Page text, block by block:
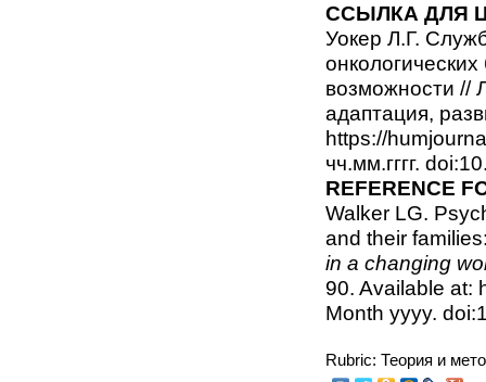
ССЫЛКА ДЛЯ
Уокер Л.Г.
возможности //
адаптация,
https://
чч.мм.гггг.
REFERENCE
Walker LG.
and their
in a changing
90. Available at:
Month yyyy.
Rubric: Теория и